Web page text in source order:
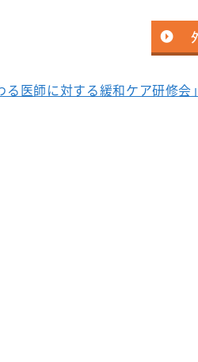
る医師に対する緩和ケア研修